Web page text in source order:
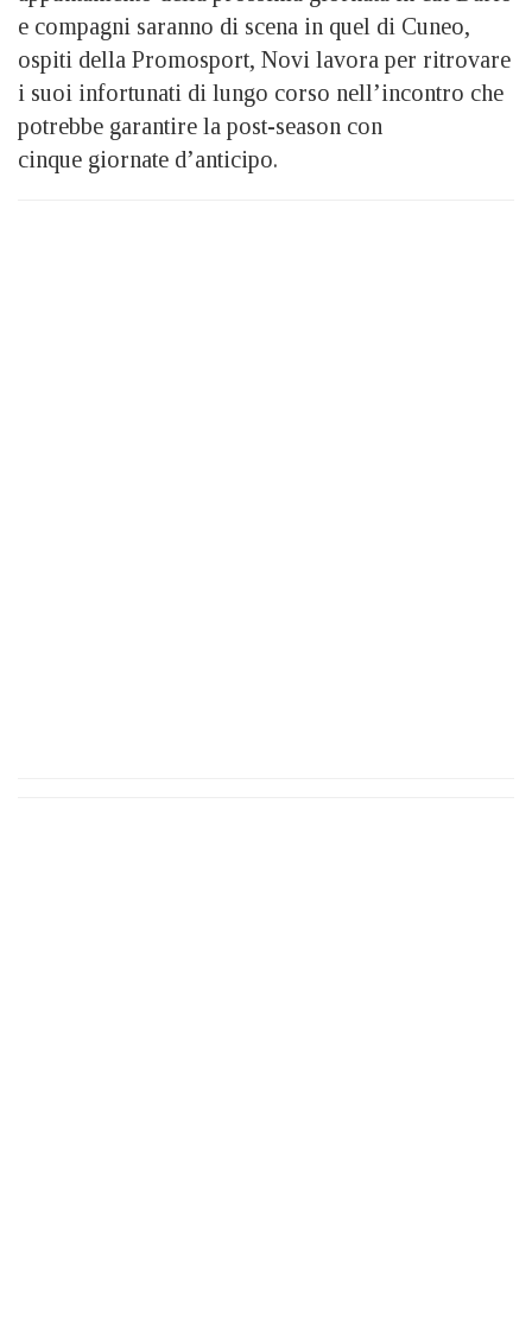
e compagni saranno di scena in quel di Cuneo,
ospiti della Promosport, Novi lavora per ritrovare
i suoi infortunati di lungo corso nell’incontro che
potrebbe garantire la post-season con
cinque giornate d’anticipo.